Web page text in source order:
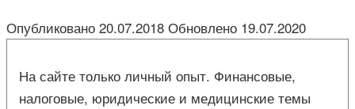
Опубликовано 20.07.2018 Обновлено 19.07.2020
На сайте только личный опыт. Финансовые,
налоговые, юридические и медицинские темы